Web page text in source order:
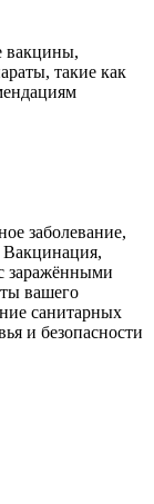
вакцины,
такие как
заболевание,
Вакцинация,
заражёнными
вашего
санитарных
и безопасности